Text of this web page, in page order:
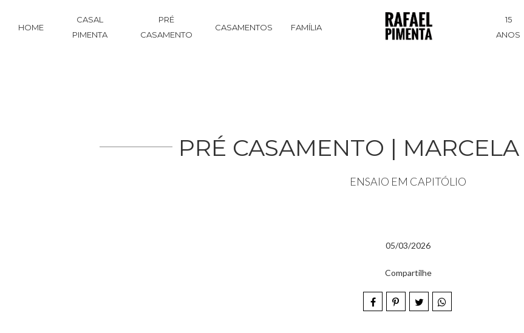
HOME
CASAL
PIMENTA
PRÉ
CASAMENTO
CASAMENTOS FAMÍLIA
15
ANOS
PRÉ CASAMENTO |
ENSAIO EM CAPITÓLIO
05/03/2026
Compartilhe